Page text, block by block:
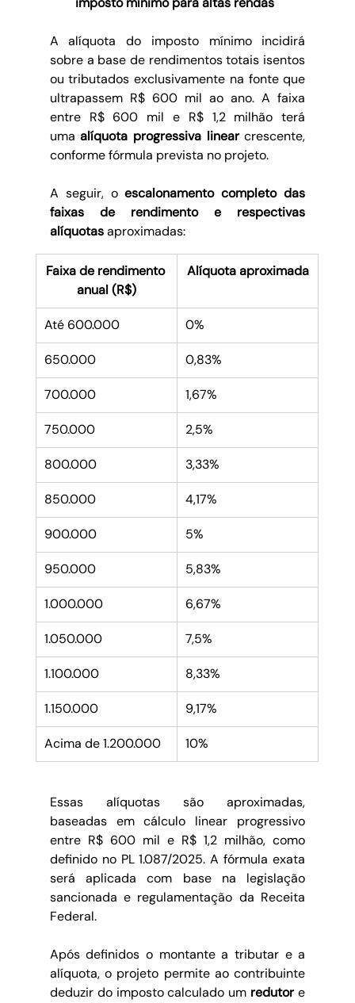
A alíquota do imposto mínimo incidirá
sobre a base de rendimentos totais isentos
ou tributados exclusivamente na fonte que
ultrapassem R$ 600 mil ao ano. A faixa
entre R$ 600 mil e R$ 1,2 milhão terá
uma alíquota progressiva linear crescente,
conforme fórmula prevista no projeto.
A seguir, o escalonamento completo das
faixas de rendimento e respectivas
alíquotas aproximadas:
Faixa de rendimento
anual (R$)
Alíquota aproximada
Até 600.000 0%
650.000 0,83%
700.000 1,67%
750.000 2,5%
800.000 3,33%
850.000 4,17%
900.000 5%
950.000 5,83%
1.000.000 6,67%
1.050.000 7,5%
1.100.000 8,33%
1.150.000 9,17%
Acima de 1.200.000 10%
Essas alíquotas são aproximadas,
baseadas em cálculo linear progressivo
entre R$ 600 mil e R$ 1,2 milhão, como
definido no PL 1.087/2025. A fórmula exata
será aplicada com base na legislação
sancionada e regulamentação da Receita
Federal.
Após definidos o montante a tributar e a
alíquota, o projeto permite ao contribuinte
deduzir do imposto calculado um redutor e